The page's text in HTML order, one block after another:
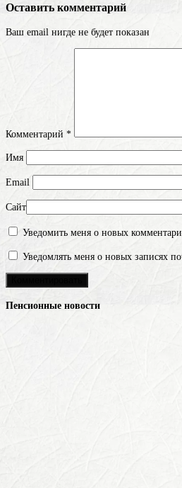
Оставить комментарий
Ваш email нигде не будет показан
Комментарий *
Имя
Email
Сайт
Уведомить меня о новых
Уведомлять меня о новых записях
Пенсионные новости